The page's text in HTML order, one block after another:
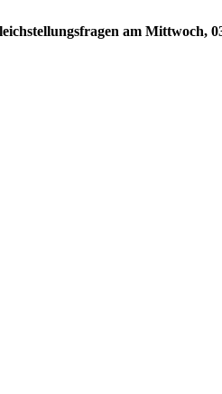
am Mittwoch,